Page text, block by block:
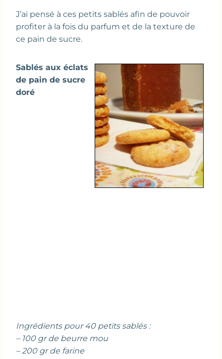
J’ai pensé à ces petits sablés afin de pouvoir
profiter à la fois du parfum et de la texture de
ce pain de sucre.
Sablés aux éclats
de pain de sucre
doré
Ingrédients pour 40 petits sablés :
– 100 gr de beurre mou
– 200 gr de farine